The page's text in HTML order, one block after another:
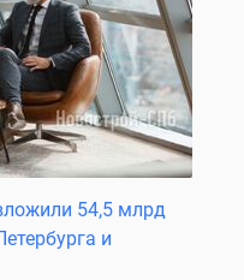
54,5 млрд
и